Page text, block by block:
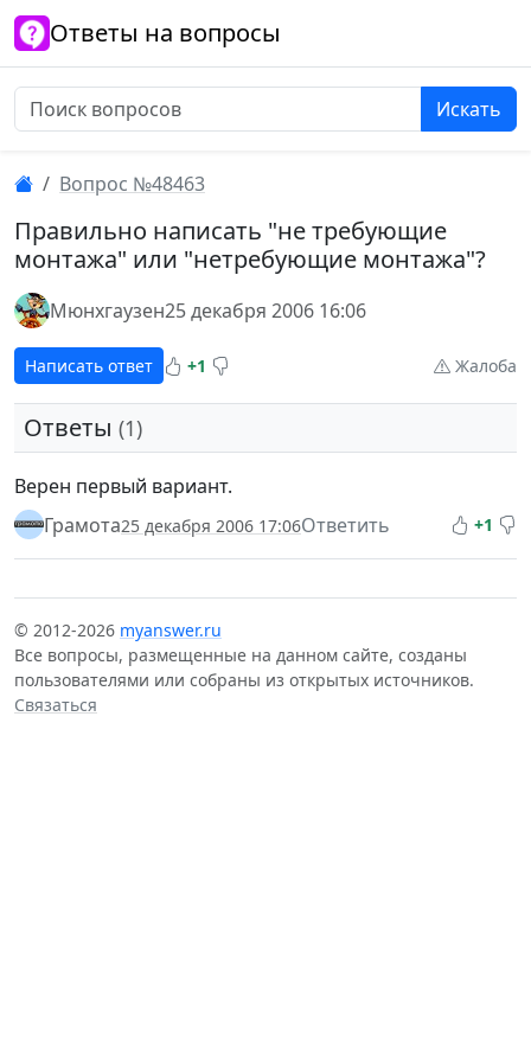
Ответы на вопросы
Искать
Вопрос №48463
Правильно написать "не требующие
монтажа" или "нетребующие монтажа"?
Мюнхгаузен25 декабря 2006 16:06
Написать ответ +1 Жалоба
Ответы (1)
Верен первый вариант.
Грамота25 декабря 2006 17:06Ответить +1
© 2012-2026 myanswer.ru
Все вопросы, размещенные на данном сайте, созданы
пользователями или собраны из открытых источников.
Связаться